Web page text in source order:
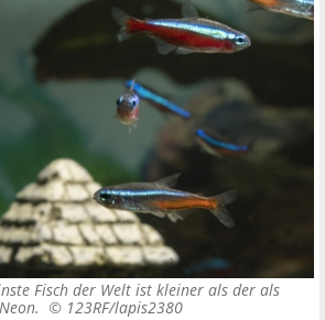
Fisch der Welt ist kleiner als der als
Neon. © 123RF/lapis2380